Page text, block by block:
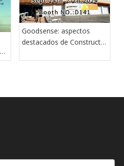
Goodsense: aspectos
destacados de Construct